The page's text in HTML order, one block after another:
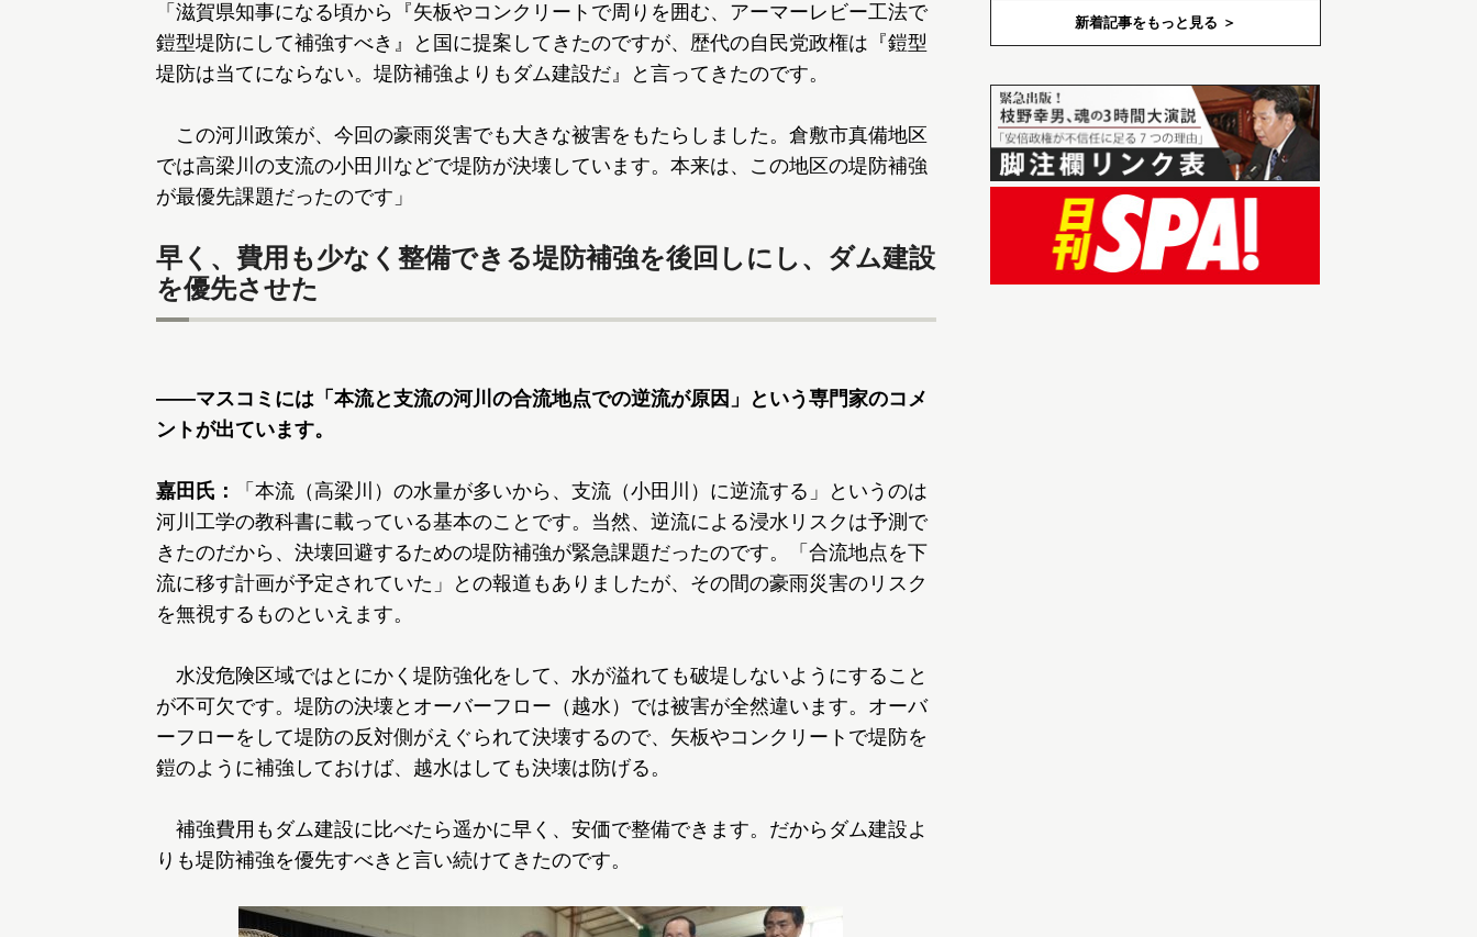
「滋賀県知事になる頃から『矢板やコンクリートで周りを囲む、アーマーレビー工法で
鎧型堤防にして補強すべき』と国に提案してきたのですが、歴代の自民党政権は『鎧型
堤防は当てにならない。堤防補強よりもダム建設だ』と言ってきたのです。
この河川政策が、今回の豪雨災害でも大きな被害をもたらしました。倉敷市真備地区
では高梁川の支流の小田川などで堤防が決壊しています。本来は、この地区の堤防補強
が最優先課題だったのです」
早く、費用も少なく整備できる堤防補強を後回しにし、ダム建設
を優先させた
――マスコミには「本流と支流の河川の合流地点での逆流が原因」という専門家のコメ
ントが出ています。
嘉田氏：
「本流（高梁川）の水量が多いから、支流（小田川）に逆流する」というのは
河川工学の教科書に載っている基本のことです。当然、逆流による浸水リスクは予測で
きたのだから、決壊回避するための堤防補強が緊急課題だったのです。「合流地点を下
流に移す計画が予定されていた」との報道もありましたが、その間の豪雨災害のリスク
を無視するものといえます。
水没危険区域ではとにかく堤防強化をして、水が溢れても破堤しないようにすること
が不可欠です。堤防の決壊とオーバーフロー（越水）では被害が全然違います。オーバ
ーフローをして堤防の反対側がえぐられて決壊するので、矢板やコンクリートで堤防を
鎧のように補強しておけば、越水はしても決壊は防げる。
補強費用もダム建設に比べたら遥かに早く、安価で整備できます。だからダム建設よ
りも堤防補強を優先すべきと言い続けてきたのです。
新着記事をもっと見る